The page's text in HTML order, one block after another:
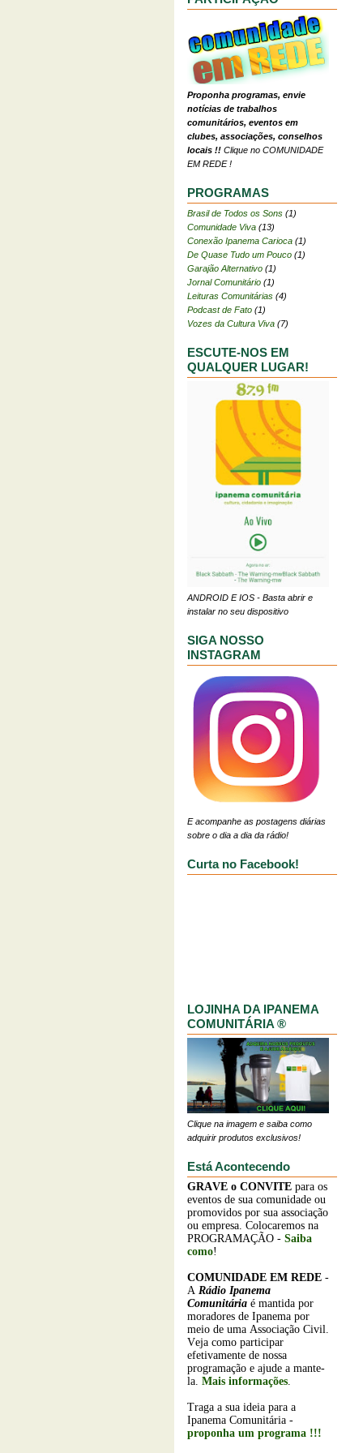
Proponha programas, envie
notícias de trabalhos
comunitários, eventos em
clubes, associações, conselhos
locais !! Clique no COMUNIDADE
EM REDE !
PROGRAMAS
Brasil de Todos os Sons (1)
Comunidade Viva (13)
Conexão Ipanema Carioca (1)
De Quase Tudo um Pouco (1)
Garajão Alternativo (1)
Jornal Comunitário (1)
Leituras Comunitárias (4)
Podcast de Fato (1)
Vozes da Cultura Viva (7)
ESCUTE-NOS EM
QUALQUER LUGAR!
ANDROID E IOS - Basta abrir e
instalar no seu dispositivo
SIGA NOSSO
INSTAGRAM
E acompanhe as postagens diárias
sobre o dia a dia da rádio!
Curta no Facebook!
LOJINHA DA IPANEMA
COMUNITÁRIA ®
Clique na imagem e saiba como
adquirir produtos exclusivos!
Está Acontecendo
GRAVE o CONVITE para os
eventos de sua comunidade ou
promovidos por sua associação
ou empresa. Colocaremos na
PROGRAMAÇÃO - Saiba
como!
COMUNIDADE EM REDE -
A Rádio Ipanema
Comunitária é mantida por
moradores de Ipanema por
meio de uma Associação Civil.
Veja como participar
efetivamente de nossa
programação e ajude a mante-
la. Mais informações.
Traga a sua ideia para a
Ipanema Comunitária -
proponha um programa !!!